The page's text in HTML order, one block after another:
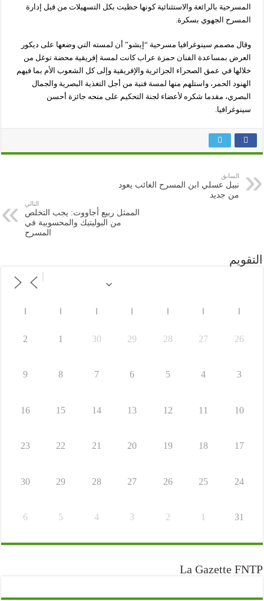
المسرحية بالرائعة والاستثنائية كونها حظيت بكل التسهيلات من قبل إدارة
المسرح الجهوي بسكرة.
وقال مصمم سينوغرافيا مسرحية “إيشو” أن لمسته التي وضعها على ديكور
العرض بمساعدة الفنان حمزة عراب كانت لمسة إفريقية محضة توغل من
خلالها في عمق الصحراء الجزائرية والإفريقية وإلى كل الشعوب الأم بما فيهم
الهنود الحمر، واستلهم منها لمسة فنية من أجل التغذية البصرية والجمال
البصري، مقدما شكره لأعضاء لجنة التحكيم على منحه جائزة أحسن
سينوغرافيا.
السابق
نبيل عسلي ابن المسرح الغائب يعود
من جديد
التالي
الممثل ربيع أجاووت: يجب التخلص
من البوليتيك والمحسوبية في
المسرح
التقويم
26
27
28
29
30
1
2
3
4
5
6
7
8
9
10
11
12
13
14
15
16
17
18
19
20
21
22
23
24
25
26
27
28
29
30
31
1
2
3
4
5
6
La Gazette FNTP